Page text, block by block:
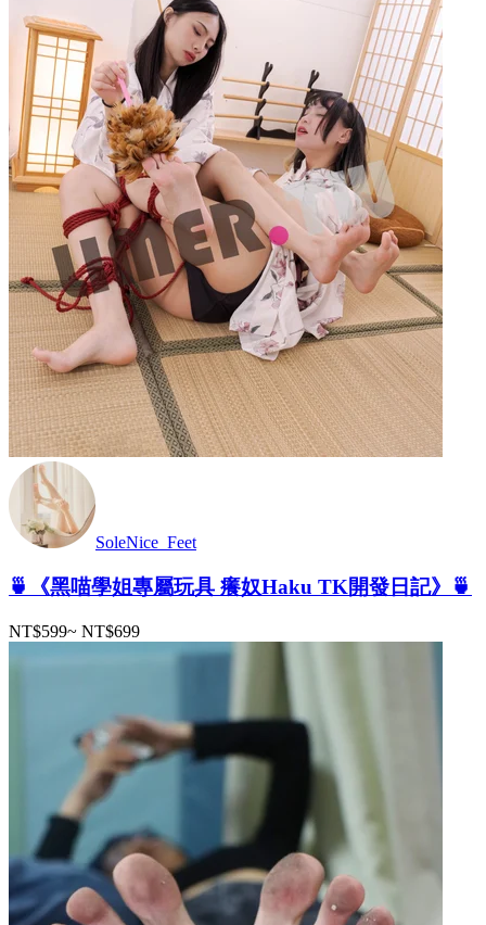
SoleNice_Feet
🍵《黑喵學姐專屬玩具 癢奴Haku TK開發日記》🍵
NT$599~ NT$699